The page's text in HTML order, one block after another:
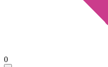
0